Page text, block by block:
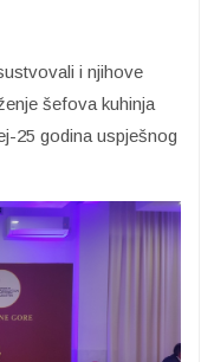
i njihove
šefova kuhinja
25 godina uspješnog